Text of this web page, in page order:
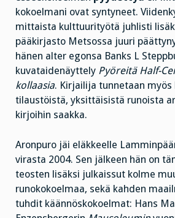
kokoelmani ovat syntyneet.
mittaista kulttuurityötä juhlisti
pääkirjasto Metsossa juuri
hänen alter egonsa Banks L
kuvataidenäyttely Pyöreitä Half-
kollaasia. Kirjailija tunnetaan myös
tilaustöistä, yksittäisistä runoista
kirjoihin saakka.
Aronpuro jäi eläkkeelle
virasta 2004. Sen jälkeen hän on
teosten lisäksi julkaissut kolme
runokokoelmaa, sekä kahden
tuhdit käännöskokoelmat: Hans